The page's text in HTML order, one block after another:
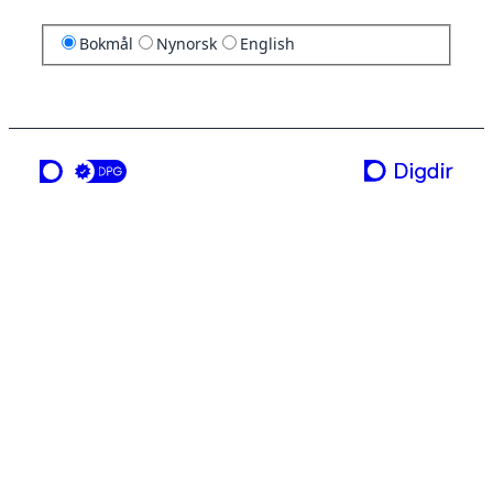
Bokmål Nynorsk English